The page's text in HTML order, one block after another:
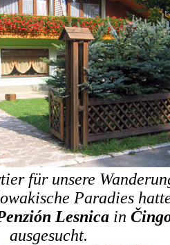
für unsere
Paradies
Lesnica in
ausgesucht.